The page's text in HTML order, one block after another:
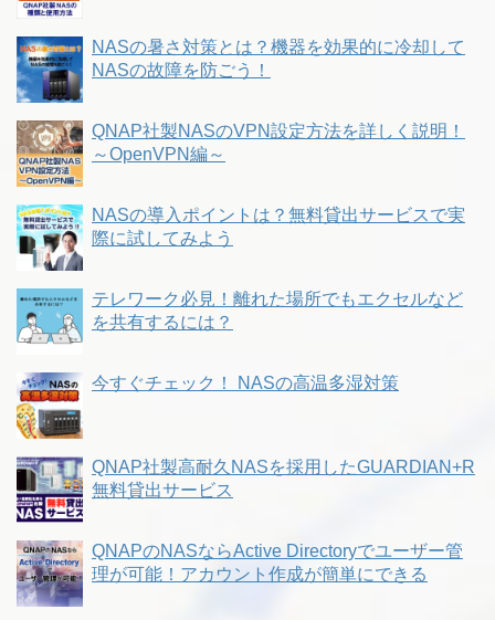
NASの暑さ対策とは？機器を効果的に冷却して
NASの故障を防ごう！
QNAP社製NASのVPN設定方法を詳しく説明！
～OpenVPN編～
NASの導入ポイントは？無料貸出サービスで実
際に試してみよう
テレワーク必見！離れた場所でもエクセルなど
を共有するには？
今すぐチェック！ NASの高温多湿対策
QNAP社製高耐久NASを採用したGUARDIAN+R
無料貸出サービス
QNAPのNASならActive Directoryでユーザー管
理が可能！アカウント作成が簡単にできる